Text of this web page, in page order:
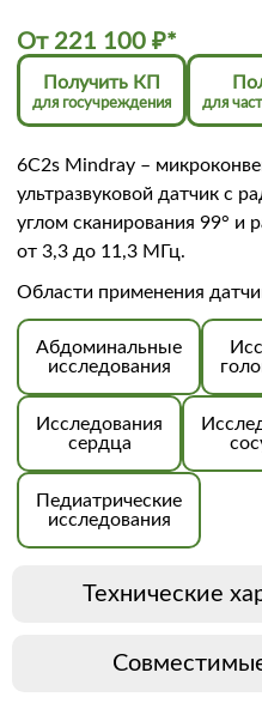
От 221 100 ₽*
Получить КП
для госучреждения для
6C2s Mindray –
ультразвуковой датчик с
углом сканирования 99° и
от 3,3 до 11,3 МГц.
Области применения
Абдоминальные
исследования
Исследования
сердца
Педиатрические
исследования
Технические